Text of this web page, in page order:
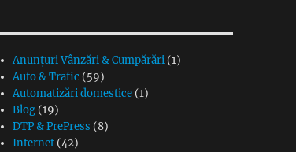
Anunțuri Vânzări & Cumpărări (1)
Auto & Trafic (59)
Automatizări domestice (1)
Blog (19)
DTP & PrePress (8)
Internet (42)